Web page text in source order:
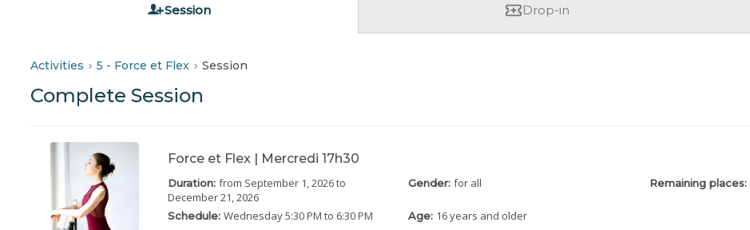
Session Drop-in
Activities 5 - Force et Flex Session
Complete Session
Force et Flex | Mercredi 17h30
Duration: from September 1, 2026to
December 21, 2026
Gender:for all Remaining places:
Schedule: Wednesday5:30 PM to 6:30 PM Age: 16 years and older